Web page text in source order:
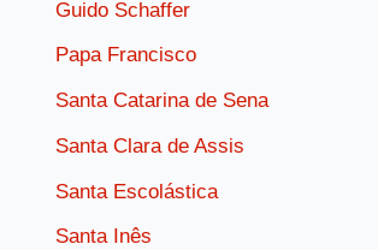
Guido Schaffer
Papa Francisco
Santa Catarina de Sena
Santa Clara de Assis
Santa Escolástica
Santa Inês